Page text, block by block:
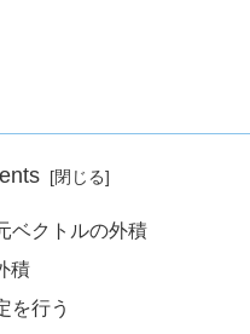
ベクトルの外積
積
を行う